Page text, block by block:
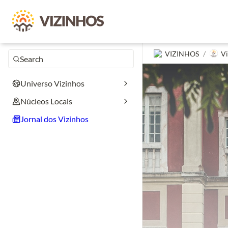
Search
Universo Vizinhos
Núcleos Locais
Jornal dos Vizinhos
VIZINHOS /